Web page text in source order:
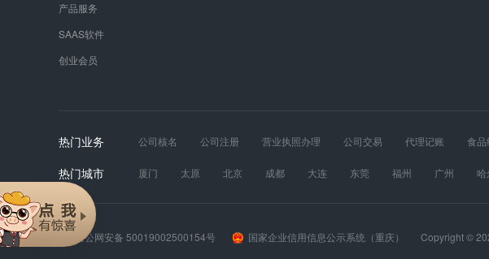
产品服务
SAAS软件
创业会员
热门业务 公司核名 公司注册 营业执照办理 公司交易 代理记账 食品
发票真伪
财税服务 工商年报 道路运输经营许可证 股权设计
热门城市 厦门 太原 北京 成都 大连 东莞 福州 广州
渝公网安备 50019002500154号 国家企业信用信息公示系统（重庆） Copyright ©